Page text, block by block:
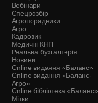
Вебінари
Спецрозбір
Агропорадники
Агро
Кадровик
Медичні КНП
Реальна бухгалтерія
Новини
Online видання «Баланс»
Online видання «Баланс-
Агро»
Online бібліотека «Баланс»
Мітки